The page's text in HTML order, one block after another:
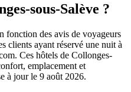
sous-Salève ?
fonction des avis de voyageurs
clients ayant réservé une nuit à
Ces hôtels de Collonges-
emplacement et
à jour le 9 août 2026.